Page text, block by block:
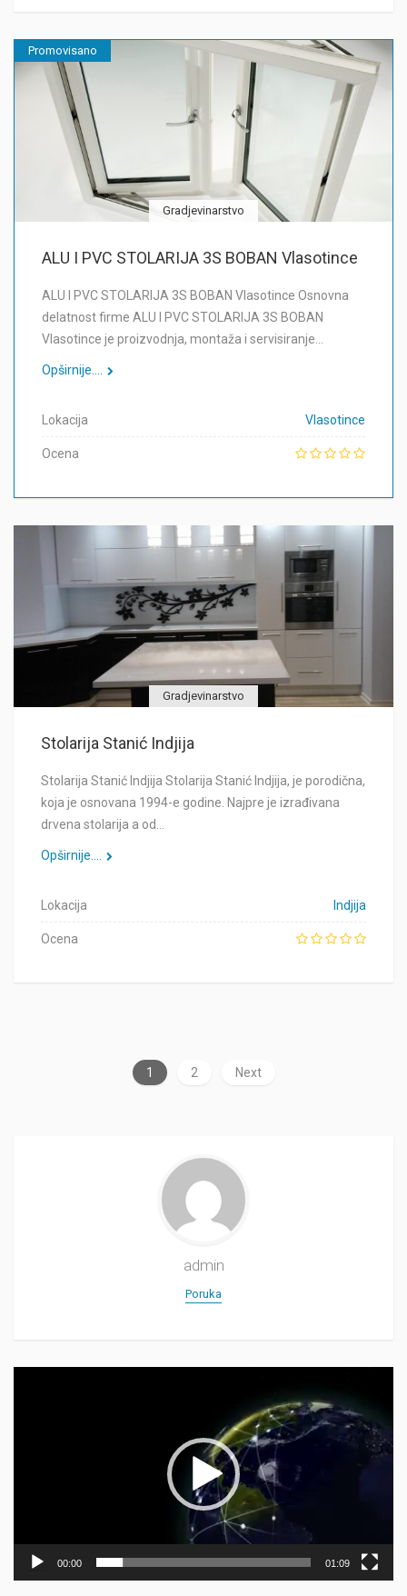
Promovisano
Gradjevinarstvo
ALU I PVC STOLARIJA 3S BOBAN Vlasotince
ALU I PVC STOLARIJA 3S BOBAN Vlasotince Osnovna
delatnost firme ALU I PVC STOLARIJA 3S BOBAN
Vlasotince je proizvodnja, montaža i servisiranje…
Opširnije....
Lokacija Vlasotince
Ocena
Gradjevinarstvo
Stolarija Stanić Indjija
Stolarija Stanić Indjija Stolarija Stanić Indjija, je porodična,
koja je osnovana 1994-e godine. Najpre je izrađivana
drvena stolarija a od…
Opširnije....
Lokacija Indjija
Ocena
1 2 Next
admin
Poruka
00:00 01:09